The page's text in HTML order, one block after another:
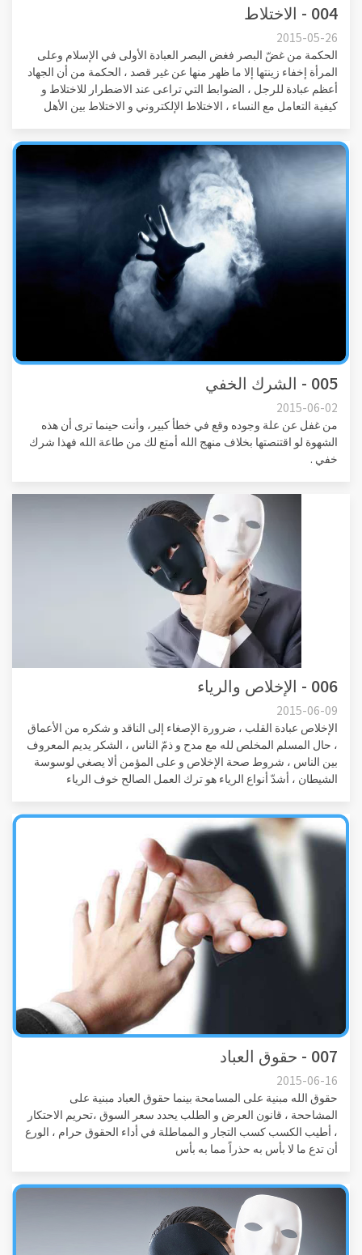
004 - الاختلاط
2015-05-26
الحكمة من غضّ البصر فغض البصر العبادة الأولى في الإسلام وعلى
المرأة إخفاء زينتها إلا ما ظهر منها عن غير قصد ، الحكمة من أن الجهاد
أعظم عبادة للرجل ، الضوابط التي تراعى عند الاضطرار للاختلاط و
كيفية التعامل مع النساء ، الاختلاط الإلكتروني و الاختلاط بين الأهل
005 - الشرك الخفي
2015-06-02
من غفل عن علة وجوده وقع في خطأ كبير، وأنت حينما ترى أن هذه
الشهوة لو اقتنصتها بخلاف منهج الله أمتع لك من طاعة الله فهذا شرك
خفي .
006 - الإخلاص والرياء
2015-06-09
الإخلاص عبادة القلب ، ضرورة الإصغاء إلى الناقد و شكره من الأعماق
، حال المسلم المخلص لله مع مدح و ذمّ الناس ، الشكر يديم المعروف
بين الناس ، شروط صحة الإخلاص و على المؤمن ألا يصغي لوسوسة
الشيطان ، أشدّ أنواع الرياء هو ترك العمل الصالح خوف الرياء
007 - حقوق العباد
2015-06-16
حقوق الله مبنية على المسامحة بينما حقوق العباد مبنية على
المشاححة ، قانون العرض و الطلب يحدد سعر السوق ،تحريم الاحتكار
، أطيب الكسب كسب التجار و المماطلة في أداء الحقوق حرام ، الورع
أن تدع ما لا بأس به حذراً مما به بأس